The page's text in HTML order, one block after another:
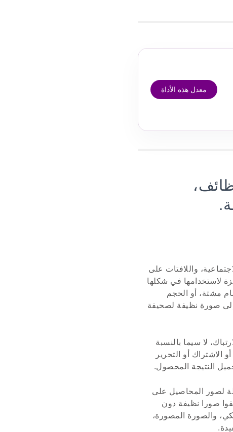
معدل هذه الأداة
واللافتات على
لاستخدامها في شكلها
مشتة، أو الحجم
صورة نظيفة لصحيفة
لا سيما بالنسبة
أو التحرير
النتيجة المحصول.
وبسيطة لصور المحاصيل على
صورا نظيفة دون
والصورة المصورة،